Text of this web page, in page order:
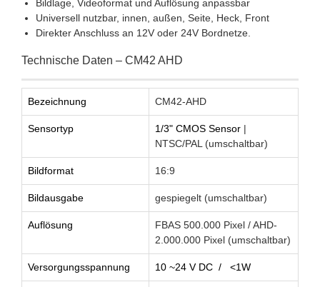
Bildlage, Videoformat und Auflösung anpassbar
Universell nutzbar, innen, außen, Seite, Heck, Front
Direkter Anschluss an 12V oder 24V Bordnetze.
Technische Daten – CM42 AHD
Bezeichnung CM42-AHD
Sensortyp 1/3" CMOS Sensor |
NTSC/PAL (umschaltbar)
Bildformat 16:9
Bildausgabe gespiegelt (umschaltbar)
Auflösung
FBAS 500.000 Pixel / AHD-
2.000.000 Pixel (umschaltbar)
Versorgungsspannung 10 ~24 V DC / <1W